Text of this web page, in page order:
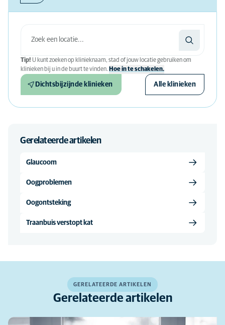
Tip! U kunt zoeken op klinieknaam, stad of jouw locatie gebruiken om
klinieken bij u in de buurt te vinden. Hoe in te schakelen.
Dichtsbijzijnde klinieken Alle klinieken
Gerelateerde artikelen
Glaucoom
Oogproblemen
Oogontsteking
Traanbuis verstopt kat
GERELATEERDE ARTIKELEN
Gerelateerde artikelen